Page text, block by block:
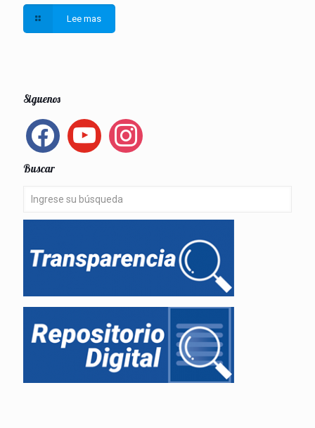
Lee mas
Siguenos
facebook youtube instagram
Buscar